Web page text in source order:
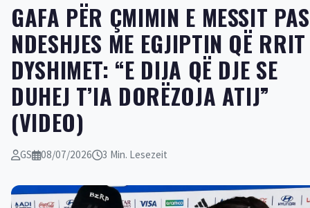
GAFA PËR ÇMIMIN E MESSIT PAS
NDESHJES ME EGJIPTIN QË RRIT
DYSHIMET: “E DIJA QË DJE SE
DUHEJ T’IA DORËZOJA ATIJ”
(VIDEO)
GS 08/07/2026 3 Min. Lesezeit